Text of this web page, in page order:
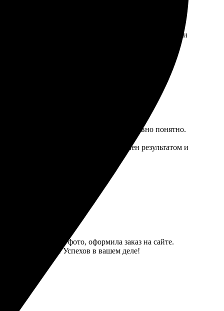
загрузил картинку. Ребята оперативно связались и
сразу видно, что профессионалы!
легко прошел через сайт, всё интуитивно понятно.
упаковке. В целом, очень доволен результатом и
— выбрала фото, оформила заказ на сайте.
закажу ещё! Успехов в вашем деле!